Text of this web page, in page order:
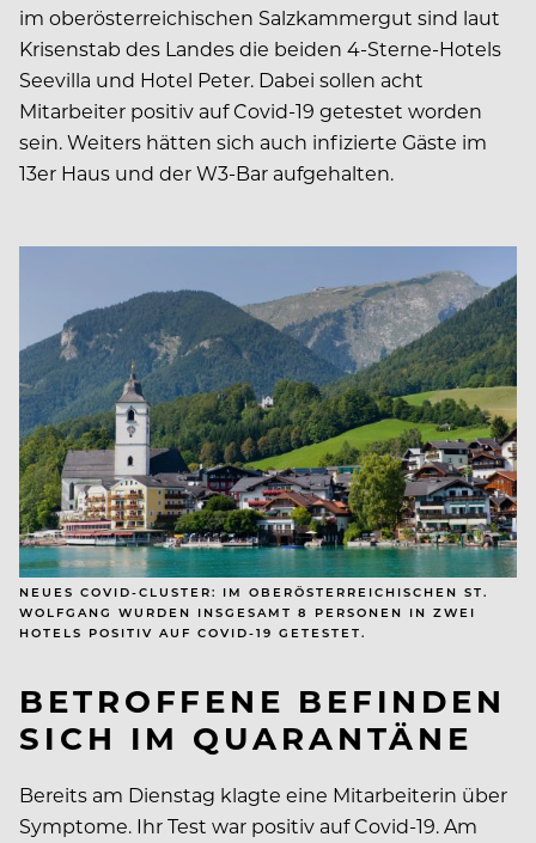
im oberösterreichischen Salzkammergut sind laut
Krisenstab des Landes die beiden 4-Sterne-Hotels
Seevilla und Hotel Peter. Dabei sollen acht
Mitarbeiter positiv auf Covid-19 getestet worden
sein. Weiters hätten sich auch infizierte Gäste im
13er Haus und der W3-Bar aufgehalten.
NEUES COVID-CLUSTER: IM OBERÖSTERREICHISCHEN ST.
WOLFGANG WURDEN INSGESAMT 8 PERSONEN IN ZWEI
HOTELS POSITIV AUF COVID-19 GETESTET.
BETROFFENE BEFINDEN
SICH IM QUARANTÄNE
Bereits am Dienstag klagte eine Mitarbeiterin über
Symptome. Ihr Test war positiv auf Covid-19. Am